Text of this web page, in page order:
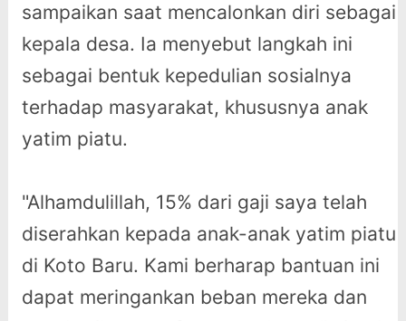
sampaikan saat mencalonkan diri sebagai
kepala desa. Ia menyebut langkah ini
sebagai bentuk kepedulian sosialnya
terhadap masyarakat, khususnya anak
yatim piatu.
"Alhamdulillah, 15% dari gaji saya telah
diserahkan kepada anak-anak yatim piatu
di Koto Baru. Kami berharap bantuan ini
dapat meringankan beban mereka dan